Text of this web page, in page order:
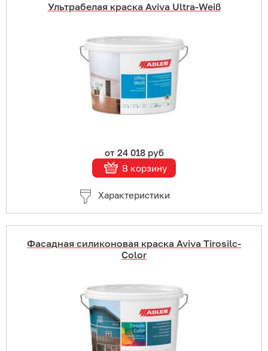
Ультрабелая краска Aviva Ultra-Weiß
от 24 018 руб
В корзину
Характеристики
В корзину
Подробнее
Фасадная силиконовая краска Aviva Tirosilc-
Color
Купить в 1 клик
В корзину
Подробнее